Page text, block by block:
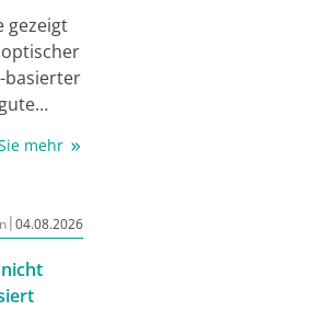
gezeigt
basierter
mehr
|04.08.2026